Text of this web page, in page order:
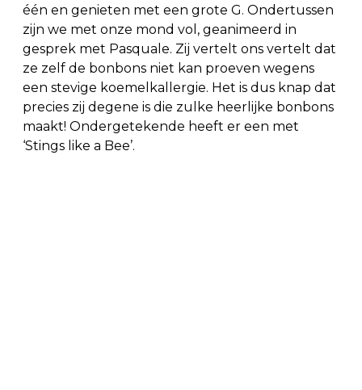
één en genieten met een grote G. Ondertussen
zijn we met onze mond vol, geanimeerd in
gesprek met Pasquale. Zij vertelt ons vertelt dat
ze zelf de bonbons niet kan proeven wegens
een stevige koemelkallergie. Het is dus knap dat
precies zij degene is die zulke heerlijke bonbons
maakt! Ondergetekende heeft er een met
‘Stings like a Bee’.